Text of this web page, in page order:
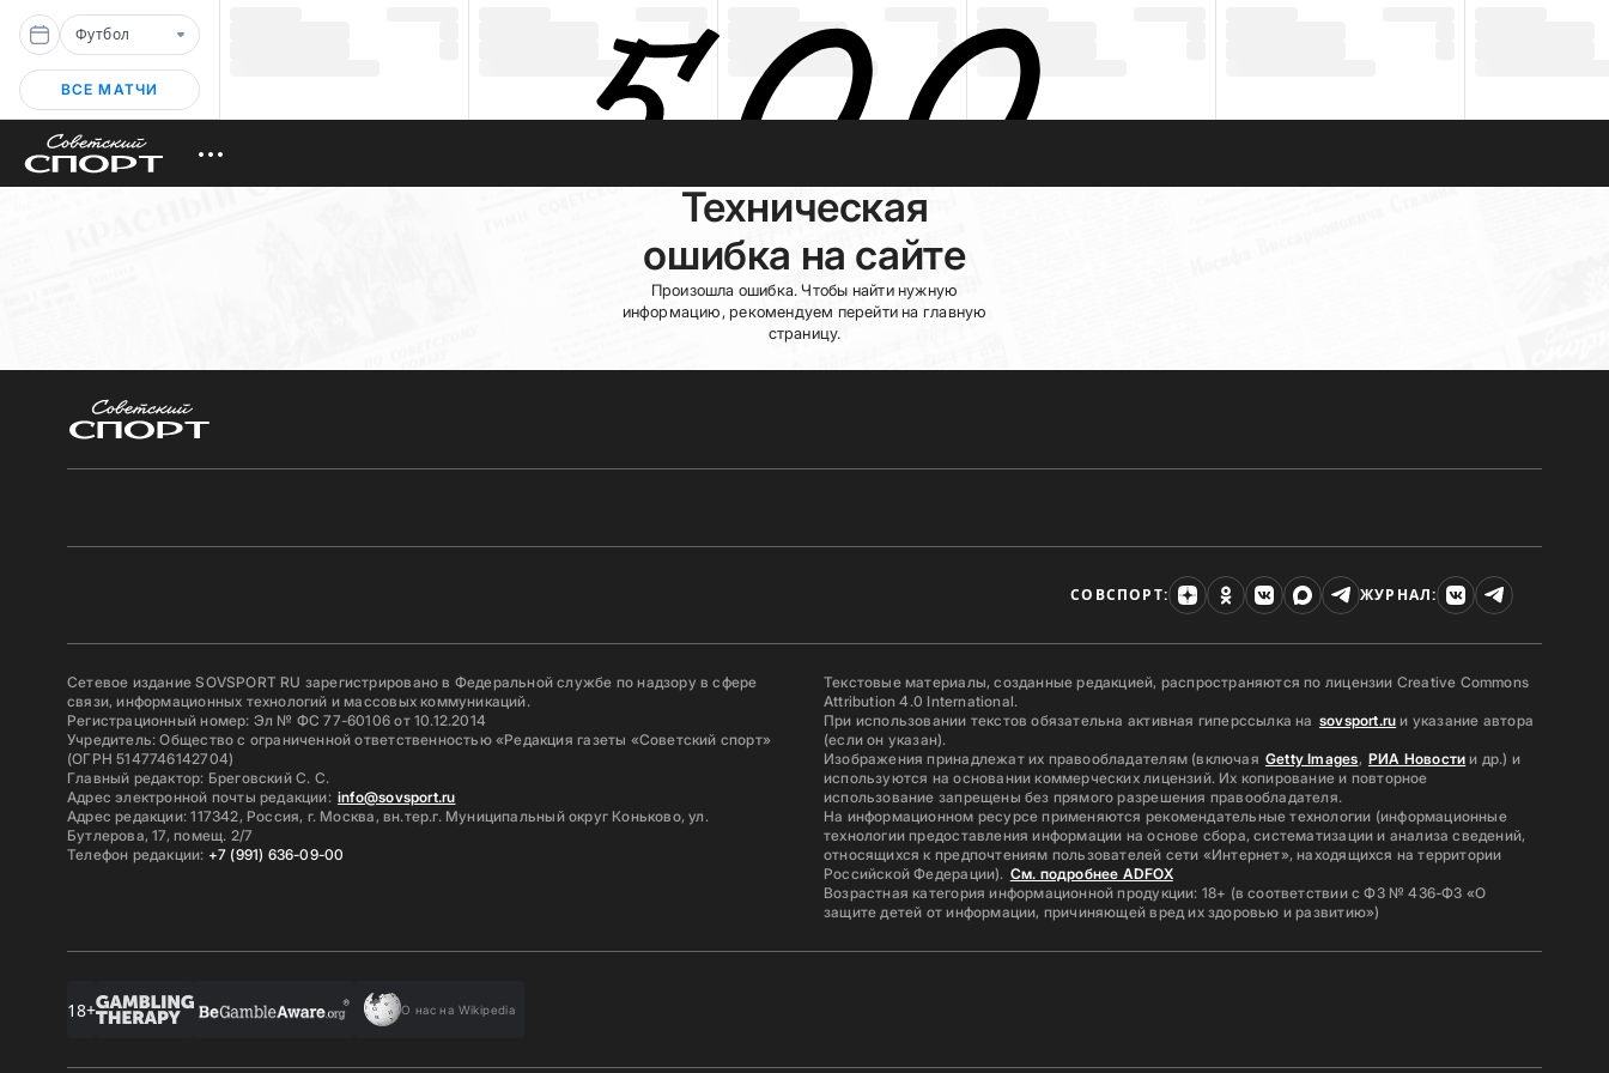
Футбол
ВСЕ МАТЧИ
Техническая
ошибка на сайте
Произошла ошибка. Чтобы найти нужную
информацию, рекомендуем перейти на главную
страницу.
СОВСПОРТ: ЖУРНАЛ:
Сетевое издание SOVSPORT RU зарегистрировано в Федеральной службе по надзору в сфере
связи, информационных технологий и массовых коммуникаций.
Регистрационный номер: Эл № ФС 77-60106 от 10.12.2014
Учредитель: Общество с ограниченной ответственностью «Редакция газеты «Советский спорт»
(ОГРН 5147746142704)
Главный редактор: Бреговский С. С.
Адрес электронной почты редакции: info@sovsport.ru
Адрес редакции: 117342, Россия, г. Москва, вн.тер.г. Муниципальный округ Коньково, ул.
Бутлерова, 17, помещ. 2/7
Телефон редакции: +7 (991) 636-09-00
Текстовые материалы, созданные редакцией, распространяются по лицензии Creative Commons
Attribution 4.0 International.
При использовании текстов обязательна активная гиперссылка на sovsport.ru и указание автора
(если он указан).
Изображения принадлежат их правообладателям (включая Getty Images, РИА Новости и др.) и
используются на основании коммерческих лицензий. Их копирование и повторное
использование запрещены без прямого разрешения правообладателя.
На информационном ресурсе применяются рекомендательные технологии (информационные
технологии предоставления информации на основе сбора, систематизации и анализа сведений,
относящихся к предпочтениям пользователей сети «Интернет», находящихся на территории
Российской Федерации). См. подробнее ADFOX
Возрастная категория информационной продукции: 18+ (в соответствии с ФЗ № 436-ФЗ «О
защите детей от информации, причиняющей вред их здоровью и развитию»)
18+ О нас на Wikipedia